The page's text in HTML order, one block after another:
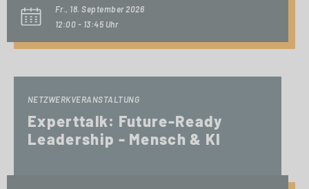
Fr., 18. September 2026
12:00 - 13:45 Uhr
NETZWERKVERANSTALTUNG
Experttalk: Future-Ready
Leadership - Mensch & KI